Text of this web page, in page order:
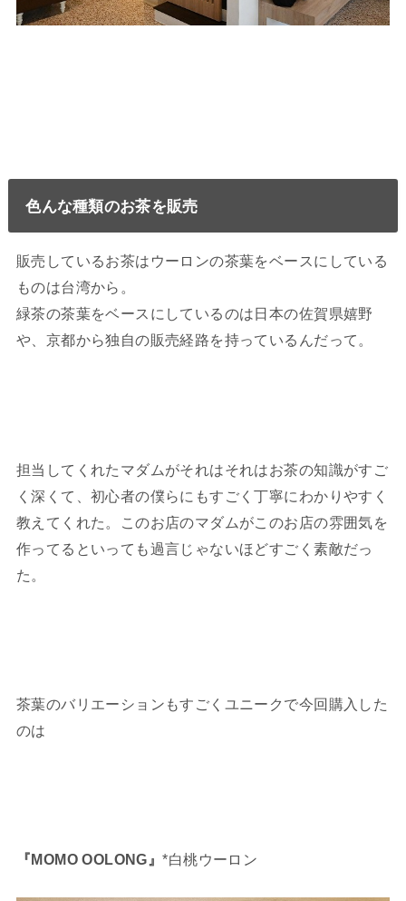
色んな種類のお茶を販売
販売しているお茶はウーロンの茶葉をベースにしている
ものは台湾から。
緑茶の茶葉をベースにしているのは日本の佐賀県嬉野
や、京都から独自の販売経路を持っているんだって。
担当してくれたマダムがそれはそれはお茶の知識がすご
く深くて、初心者の僕らにもすごく丁寧にわかりやすく
教えてくれた。このお店のマダムがこのお店の雰囲気を
作ってるといっても過言じゃないほどすごく素敵だっ
た。
茶葉のバリエーションもすごくユニークで今回購入した
のは
『MOMO OOLONG』*白桃ウーロン